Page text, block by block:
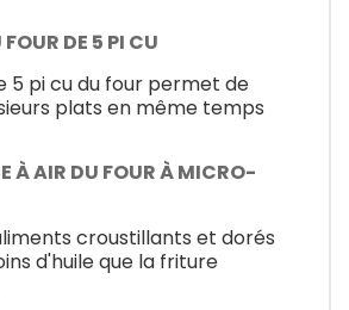
DE 5 PI CU
5 pi cu du four permet de
plats en même temps
À AIR DU FOUR À MICRO-
croustillants et dorés
d'huile que la friture